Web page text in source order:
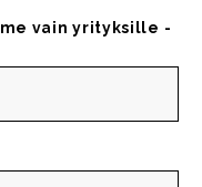
vain yrityksille -